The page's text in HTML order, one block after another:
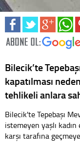
Bilecik’te
kapatılması
tehlikeli anlara
Bilecik'te Tepebaşı
istemeyen yaşlı
karşı tarafına